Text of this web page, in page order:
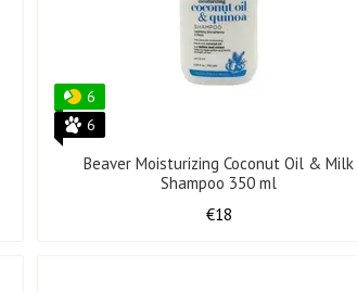
6
6
Beaver Moisturizing Coconut Oil & Milk
Shampoo 350 ml
€18